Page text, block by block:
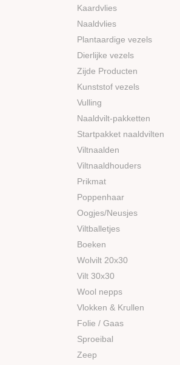
Kaardvlies
Naaldvlies
Plantaardige vezels
Dierlijke vezels
Zijde Producten
Kunststof vezels
Vulling
Naaldvilt-pakketten
Startpakket naaldvilten
Viltnaalden
Viltnaaldhouders
Prikmat
Poppenhaar
Oogjes/Neusjes
Viltballetjes
Boeken
Wolvilt 20x30
Vilt 30x30
Wool nepps
Vlokken & Krullen
Folie / Gaas
Sproeibal
Zeep